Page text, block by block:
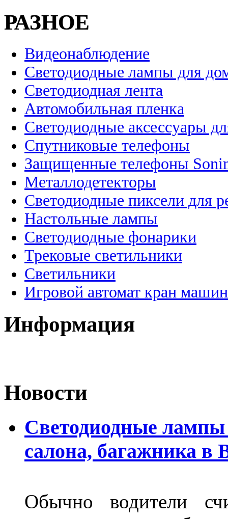
РАЗНОЕ
Видеонаблюдение
Светодиодные лампы для
Светодиодная лента
Автомобильная пленка
Светодиодные аксессуары
Спутниковые телефоны
Защищенные телефоны
Металлодетекторы
Светодиодные пиксели для
Настольные лампы
Светодиодные фонарики
Трековые светильники
Светильники
Игровой автомат кран
Информация
Новости
Светодиодные лампы
салона, багажника в
Обычно водители